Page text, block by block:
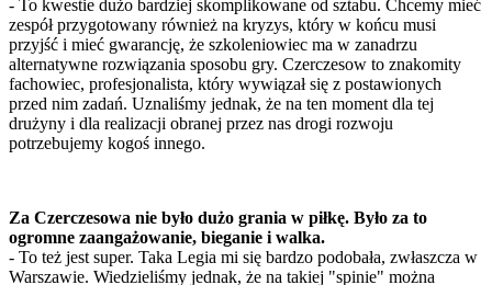
- To kwestie dużo bardziej skomplikowane od sztabu. Chcemy mieć
zespół przygotowany również na kryzys, który w końcu musi
przyjść i mieć gwarancję, że szkoleniowiec ma w zanadrzu
alternatywne rozwiązania sposobu gry. Czerczesow to znakomity
fachowiec, profesjonalista, który wywiązał się z postawionych
przed nim zadań. Uznaliśmy jednak, że na ten moment dla tej
drużyny i dla realizacji obranej przez nas drogi rozwoju
potrzebujemy kogoś innego.
Za Czerczesowa nie było dużo grania w piłkę. Było za to
ogromne zaangażowanie, bieganie i walka.
- To też jest super. Taka Legia mi się bardzo podobała, zwłaszcza w
Warszawie. Wiedzieliśmy jednak, że na takiej "spinie" można